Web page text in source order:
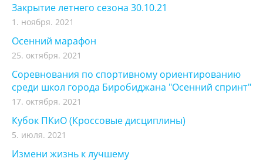
Закрытие летнего сезона 30.10.21
1. ноября. 2021
Осенний марафон
25. октября. 2021
Соревнования по спортивному ориентированию
среди школ города Биробиджана "Осенний спринт"
17. октября. 2021
Кубок ПКиО (Кроссовые дисциплины)
5. июля. 2021
Измени жизнь к лучшему